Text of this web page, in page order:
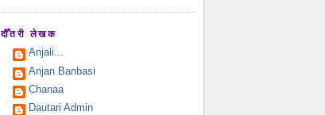
दौँतरी लेखक
Anjali...
Anjan Banbasi
Chanaa
Dautari Admin